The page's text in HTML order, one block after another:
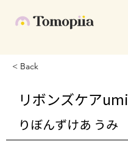
< Back
リボンズケアumi
りぼんずけあ うみ